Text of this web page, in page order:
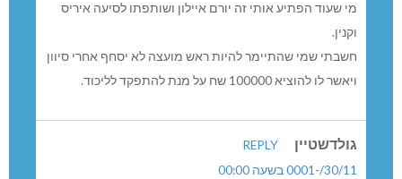
מי שעוד הפתיע אותי זה יורם איילון ושותפתו לסיעה איריס
וקנין.
חשבתי שמי שהתיימר להיות ראש מועצה לא יסחף אחרי סיוון
ויאשר לו להוציא 100000 שח על מנת להתפקד לליכוד.
גולדשטיין
REPLY
30/11/-0001 בשעה 00:00